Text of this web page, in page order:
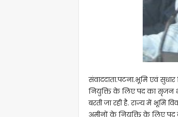
संवाददाता.पटना.भूमि एवं सुधार
नियुक्ति के लिए पद का सृजन
बरती जा रही है. राज्य में भूमि
अमीनों के नियुक्ति के लिए